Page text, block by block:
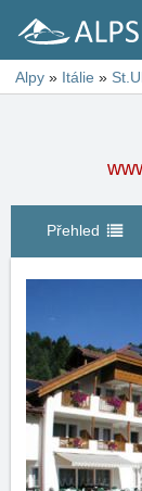
Alpy » Itálie »
Přehled